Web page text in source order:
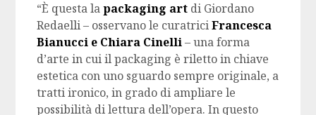
“È questa lapackaging art di Giordano
Redaelli – osservano le curatriciFrancesca
Bianucci e Chiara Cinelli– una forma
d’arte in cui il packaging è riletto in chiave
estetica con uno sguardo sempre originale, a
tratti ironico, in grado di ampliare le
possibilità di lettura dell’opera. In questo